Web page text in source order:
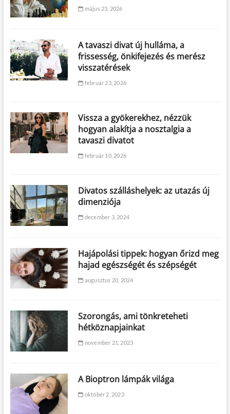
május 23, 2026
A tavaszi divat új hulláma, a
frissesség, önkifejezés és merész
visszatérések
február 23, 2026
Vissza a gyökerekhez, nézzük
hogyan alakítja a nosztalgia a
tavaszi divatot
február 10, 2026
Divatos szálláshelyek: az utazás új
dimenziója
december 3, 2024
Hajápolási tippek: hogyan őrizd meg
hajad egészségét és szépségét
augusztus 20, 2024
Szorongás, ami tönkreteheti
hétköznapjainkat
november 21, 2023
A Bioptron lámpák világa
október 2, 2023